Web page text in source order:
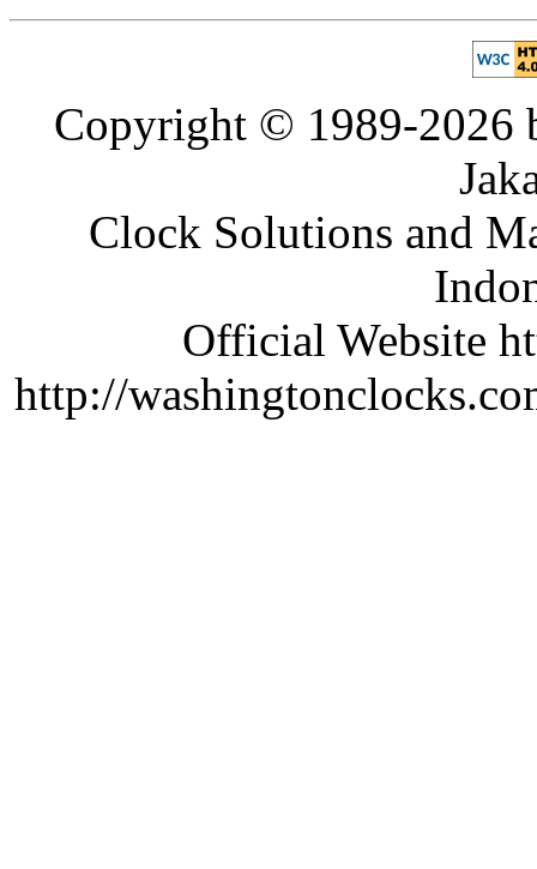
Copyright © 1989-2026
Clock Solutions and
Official Website
http://